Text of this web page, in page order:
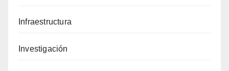
Infraestructura
Investigación